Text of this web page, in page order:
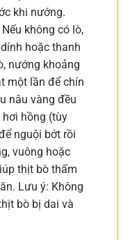
khi nướng.
không có lò,
hoặc thanh
nướng khoảng
một lần để chín
nâu vàng đều
hơi hồng (tùy
nguội bớt rồi
vuông hoặc
thịt bò thấm
Lưu ý: Không
bò bị dai và